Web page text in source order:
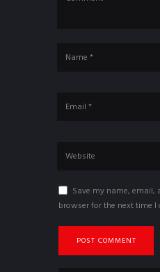
Save my name, email,
browser for the next time I